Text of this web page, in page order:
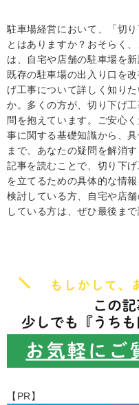
駐車場経営において、「切
とはありますか？おそらく
は、自宅や店舗の駐車場を
既存の駐車場の出入り口を
げ工事について詳しく知り
か。多くの方が、切り下げ
問を抱えています。ご安心
事に関する基礎知識から、
まで、あなたの疑問を解消
記事を読むことで、切り下
を立てるための具体的な情
検討している方、自宅や店
している方は、ぜひ最後ま
【PR】